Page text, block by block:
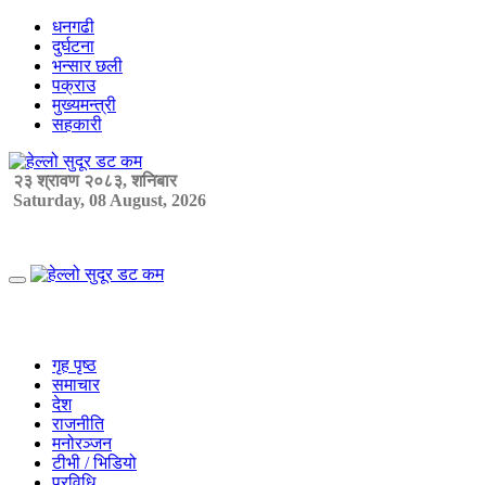
Skip
content
धनगढी
दुर्घटना
भन्सार छली
पक्राउ
मुख्यमन्त्री
सहकारी
२३ श्रावण २०८३, शनिबार
Saturday, 08 August, 2026
Primary
गृह पृष्ठ
समाचार
देश
राजनीति
मनोरञ्जन
टीभी / भिडियो